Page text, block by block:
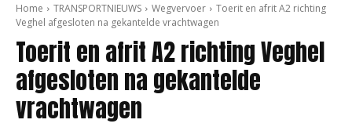
Home TRANSPORTNIEUWS Wegvervoer
Toerit en afrit A2 richting
Veghel afgesloten na gekantelde vrachtwagen
Toerit en afrit A2 richting Veghel
afgesloten na gekantelde
vrachtwagen